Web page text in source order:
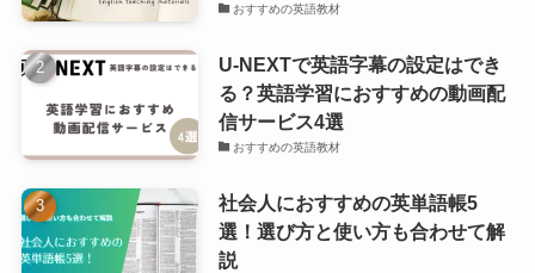
おすすめの英語教材
U-NEXTで英語字幕の設定はでき
る？英語学習におすすめの動画配
信サービス4選
おすすめの英語教材
社会人におすすめの英単語帳5
選！選び方と使い方も合わせて解
説